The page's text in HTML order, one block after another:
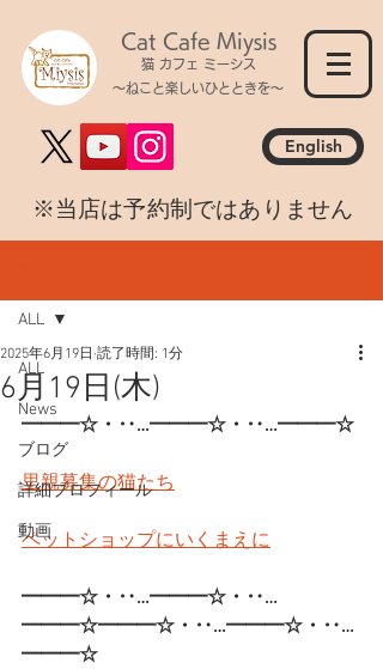
Cat Cafe Miysis
猫 カフェ ミーシス
～ねこと楽しいひとときを～
English
​※当店は予約制ではありません
ALL
News
ブログ
詳細プロフィール
動画
ALL
6月19日(木)
2025年6月19日 読了時間: 1分
━━━☆・‥…━━━☆・‥…━━━☆
里親募集の猫たち
ペットショップにいくまえに
━━━☆・‥…━━━☆・‥…
━━━☆━━━☆・‥…━━━☆・‥…
━━━☆